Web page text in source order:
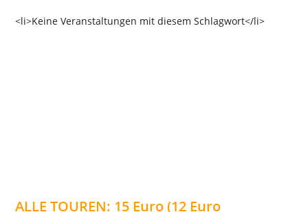
<li>Keine Veranstaltungen mit diesem Schlagwort</li>
ALLE TOUREN: 15 Euro (12 Euro